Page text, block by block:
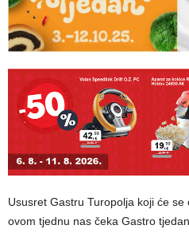
Ususret Gastru Turopolja koji će
ovom tjednu nas čeka Gastro